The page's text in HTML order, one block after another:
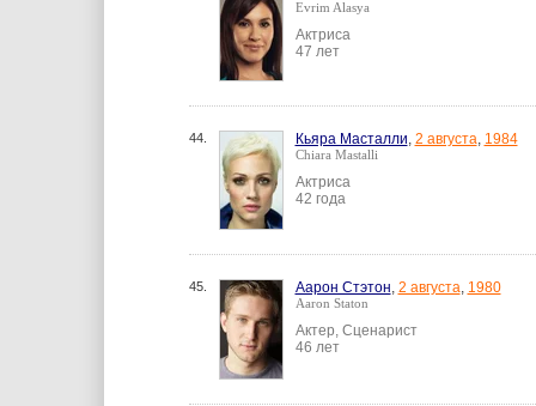
Evrim Alasya
Актриса
47 лет
44. Кьяра Масталли, 2 августа, 1984
Chiara Mastalli
Актриса
42 года
45. Аарон Стэтон, 2 августа, 1980
Aaron Staton
Актер, Сценарист
46 лет